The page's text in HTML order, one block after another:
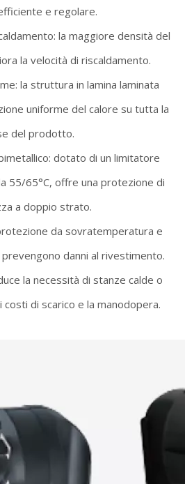
e regolare.
la maggiore densità del
la velocità di riscaldamento.
la struttura in lamina laminata
uniforme del calore su tutta la
del prodotto.
dotato di un limitatore
55/65°C, offre una protezione di
a doppio strato.
da sovratemperatura e
danni al rivestimento.
la necessità di stanze calde o
costi di scarico e la manodopera.